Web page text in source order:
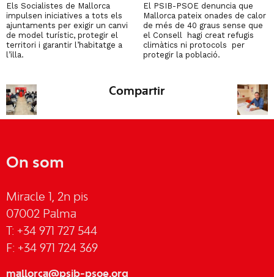
Els Socialistes de Mallorca
impulsen iniciatives a tots els
ajuntaments per exigir un canvi
de model turístic, protegir el
territori i garantir l’habitatge a
l’illa.
El PSIB-PSOE denuncia que
Mallorca pateix onades de calor
de més de 40 graus sense que
el Consell hagi creat refugis
climàtics ni protocols per
protegir la població.
Compartir
On som
Miracle 1, 2n pis
07002 Palma
T: +34 971 727 544
F: +34 971 724 369
mallorca@psib-psoe.org